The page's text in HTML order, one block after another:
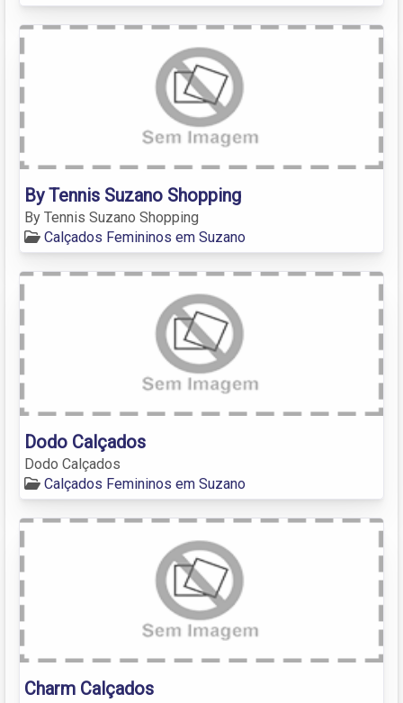
By Tennis Suzano Shopping
By Tennis Suzano Shopping
Calçados Femininos em Suzano
Dodo Calçados
Dodo Calçados
Calçados Femininos em Suzano
Charm Calçados